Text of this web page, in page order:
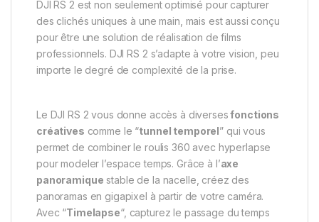
DJI RS 2 est non seulement optimisé pour capturer
des clichés uniques à une main, mais est aussi conçu
pour être une solution de réalisation de films
professionnels. DJI RS 2 s’adapte à votre vision, peu
importe le degré de complexité de la prise.
Le DJI RS 2 vous donne accès à diversesfonctions
créatives comme le “tunnel temporel” qui vous
permet de combiner le roulis 360 avec hyperlapse
pour modeler l’espace temps. Grâce à l’axe
panoramique stable de la nacelle, créez des
panoramas en gigapixel à partir de votre caméra.
Avec “Timelapse“, capturez le passage du temps